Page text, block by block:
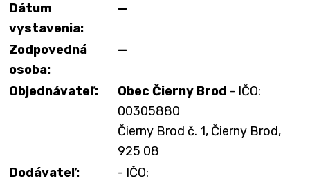
Dátum
vystavenia:
—
Zodpovedná
osoba:
—
Objednávateľ: Obec Čierny Brod - IČO:
00305880
Čierny Brod č. 1, Čierny Brod,
925 08
Dodávateľ:
- IČO: